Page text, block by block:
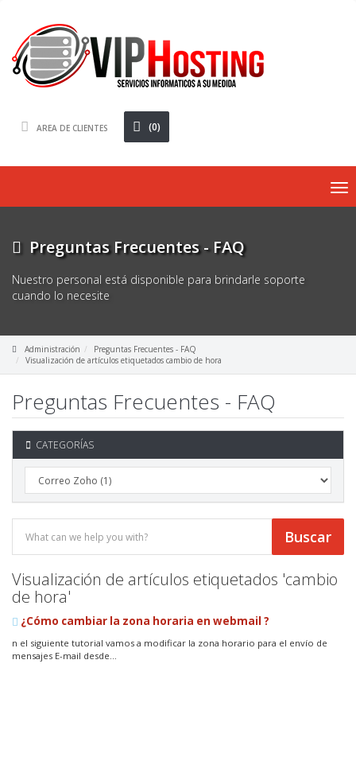
AREA DE CLIENTES (0)
Preguntas Frecuentes - FAQ
Nuestro personal está disponible para brindarle soporte
cuando lo necesite
Administración
Preguntas Frecuentes - FAQ
Visualización de artículos etiquetados cambio de hora
Preguntas Frecuentes - FAQ
CATEGORÍAS
Visualización de artículos etiquetados 'cambio
de hora'
¿Cómo cambiar la zona horaria en webmail ?
n el siguiente tutorial vamos a modificar la zona horario para el envío de
mensajes E-mail desde...